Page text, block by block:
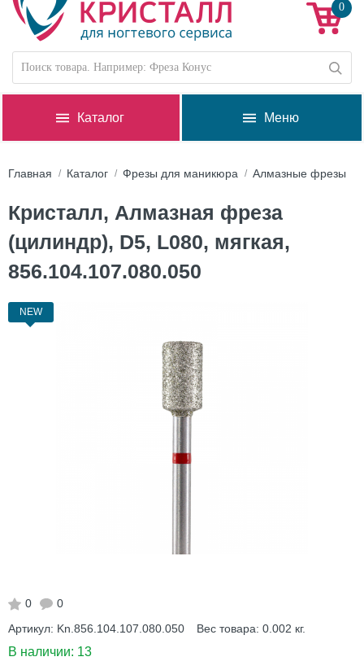
0
Каталог Меню
Главная Каталог Фрезы для маникюра Алмазные фрезы
Кристалл, Алмазная фреза
(цилиндр), D5, L080, мягкая,
856.104.107.080.050
NEW
0
0
Артикул: Kn.856.104.107.080.050 Вес товара: 0.002 кг.
В наличии: 13